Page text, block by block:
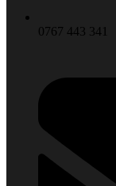
0767 443 341